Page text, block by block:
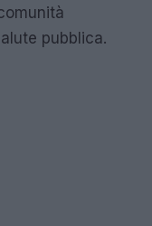
pubblica.